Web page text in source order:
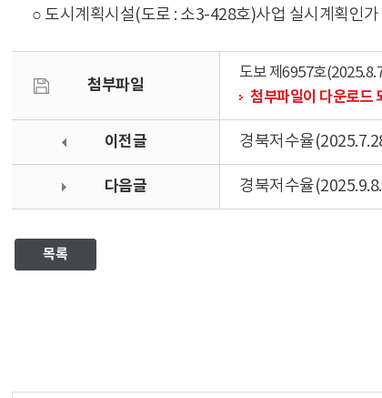
○ 도시계획시설(도로 : 소3-428호)사업 실시계획인
첨부파일
도보 제6957호
첨부파일이 다운로드
이전글 경북저수율
다음글 경북저수율
목록